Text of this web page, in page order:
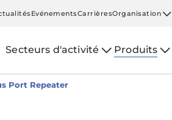
EvénementsCarrièresOrganisation
Secteurs d'activité Produits
Port Repeater